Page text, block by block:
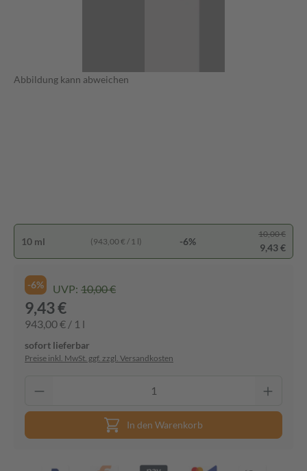
Abbildung kann abweichen
10 ml (943,00 € / 1 l) -6%
10,00 €
9,43 €
-6% UVP: 10,00 €
9,43 €
943,00 € / 1 l
sofort lieferbar
Preise inkl. MwSt. ggf. zzgl. Versandkosten
In den Warenkorb